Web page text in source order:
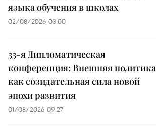
языка обучения в школах
02/08/2026 03:00
33-я Дипломатическая
конференция: Внешняя политика
как созидательная сила новой
эпохи развития
01/08/2026 09:27